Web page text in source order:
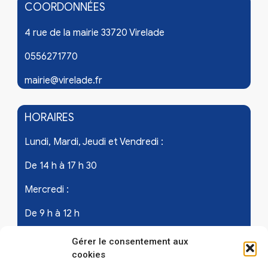
Gérer le consentement aux
cookies
COORDONNÉES
4 rue de la mairie 33720 Virelade
0556271770
mairie@virelade.fr
HORAIRES
Lundi, Mardi, Jeudi et Vendredi :
De 14 h à 17 h 30
Mercredi :
De 9 h à 12 h
Samedi - les 1er et 3ème de chaque mois :